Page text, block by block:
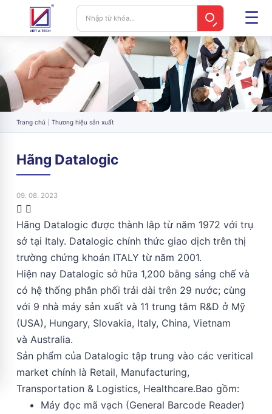
Trang chủ Thương hiệu sản xuất
Hãng Datalogic
09. 08. 2023
Hãng Datalogic được thành lâp từ năm 1972 với trụ
sở tại Italy. Datalogic chính thức giao dịch trên thị
trường chứng khoán ITALY từ năm 2001.
Hiện nay Datalogic sở hữa 1,200 bằng sáng chế và
có hệ thống phân phối trải dài trên 29 nước; cùng
với 9 nhà máy sản xuất và 11 trung tâm R&D ở Mỹ
(USA), Hungary, Slovakia, Italy, China, Vietnam
và Australia.
Sản phẩm của Datalogic tập trung vào các veritical
market chính là Retail, Manufacturing,
Transportation & Logistics, Healthcare.Bao gồm:
Máy đọc mã vạch (General Barcode Reader)